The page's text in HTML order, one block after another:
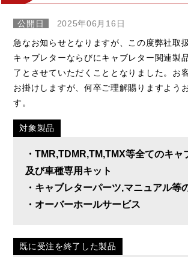
公開日
2025年06月16日
急なお知らせとなりますが、この度弊社取
キャブレターならびにキャブレター関連製
了とさせていただくこととなりました。お
お掛けしますが、何卒ご理解賜りますよう
す。
対象製品
・TMR,TDMR,TM,TMX等全てのキャ
及び車種専用キット
・キャブレターパーツ,マニュアル等
・オーバーホールサービス
既に受注を終了した製品